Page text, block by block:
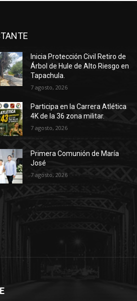
Inicia Protección Civil Retiro de
Árbol de Hule de Alto Riesgo en
Tapachula.
7 agosto, 2026
Participa en la Carrera Atlética
4K de la 36 zona militar.
7 agosto, 2026
Primera Comunión de María
José
7 agosto, 2026